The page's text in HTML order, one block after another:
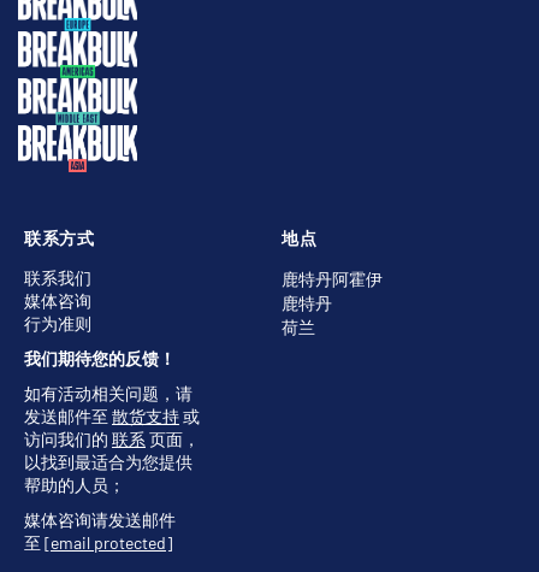
地点
鹿特丹阿霍伊
鹿特丹
荷兰
联系方式
联系我们
媒体咨询
行为准则
我们期待您的反馈！
如有活动相关问题，请
发送邮件至 散货支持或
访问我们的 联系 页面，
以找到最适合为您提供
帮助的人员；
媒体咨询请发送邮件
至 [email protected]